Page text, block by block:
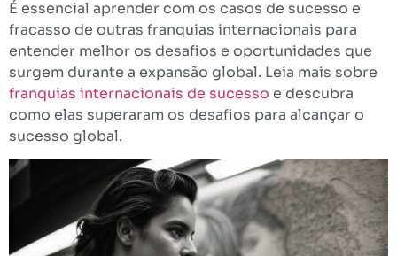
É essencial aprender com os casos de sucesso e
fracasso de outras franquias internacionais para
entender melhor os desafios e oportunidades que
surgem durante a expansão global. Leia mais sobre
franquias internacionais de sucesso e descubra
como elas superaram os desafios para alcançar o
sucesso global.